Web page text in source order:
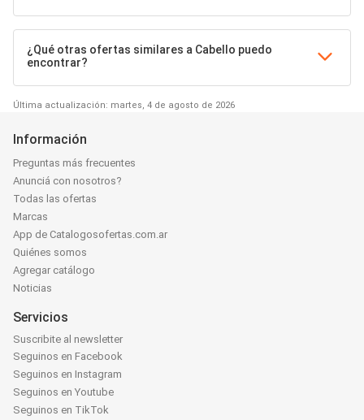
¿Qué otras ofertas similares a Cabello puedo
encontrar?
Última actualización: martes, 4 de agosto de 2026
Información
Preguntas más frecuentes
Anunciá con nosotros?
Todas las ofertas
Marcas
App de Catalogosofertas.com.ar
Quiénes somos
Agregar catálogo
Noticias
Servicios
Suscribite al newsletter
Seguinos en Facebook
Seguinos en Instagram
Seguinos en Youtube
Seguinos en TikTok